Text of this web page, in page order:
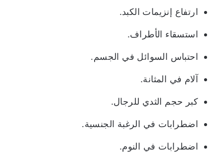
ارتفاع إنزيمات الكبد.
استسقاء الأطراف.
احتباس السوائل في الجسم.
آلام في المثانة.
كبر حجم الثدي للرجال.
اضطرابات في الرغبة الجنسية.
اضطرابات في النوم.